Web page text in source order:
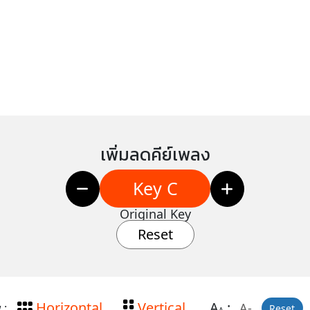
เพิ่มลดคีย์เพลง
Key C
Original Key
Reset